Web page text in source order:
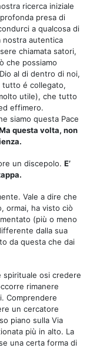
ricerca iniziale
presa di
a qualcosa di
nostra autentica
chiamata satori,
che possiamo
al di dentro di noi,
tutto é collegato,
utile), che tutto
effimero.
siamo questa Pace
questa volta, non
un discepolo. E’
Vale a dire che
ormai, ha visto ciò
(più o meno
dalla sua
da questa che dai
spirituale osi credere
rimanere
Comprendere
un cercatore
piano sulla Via
più in alto. La
una certa forma di